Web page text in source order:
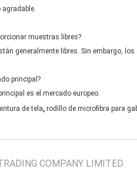
agradable.
muestras libres?
generalmente libres. Sin embargo,
principal?
es el mercado europeo.
de tela, rodillo de microfibra para
COMPANY LIMITED